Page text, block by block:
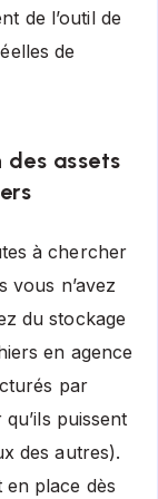
de l’outil de
de
assets
à chercher
n’avez
du stockage
en agence
par
puissent
des autres).
place dès